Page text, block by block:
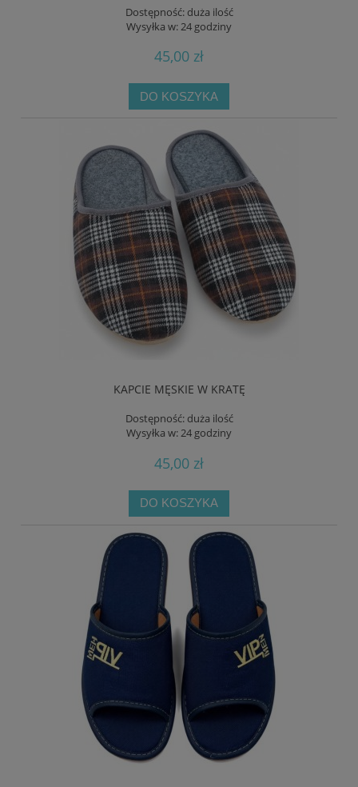
Dostępność: duża ilość
Wysyłka w:24 godziny
45,00 zł
DO KOSZYKA
KAPCIE MĘSKIE W KRATĘ
Dostępność: duża ilość
Wysyłka w:24 godziny
45,00 zł
DO KOSZYKA